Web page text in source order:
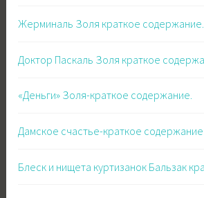
Жерминаль Золя краткое содержание.
Доктор Паскаль Золя краткое
«Деньги» Золя-краткое содержание.
Дамское счастье-краткое содержание
Блеск и нищета куртизанок Бальзак